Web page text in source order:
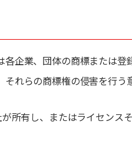
企業、団体の商標または登
れらの商標権の侵害を行う
所有し、またはライセンス